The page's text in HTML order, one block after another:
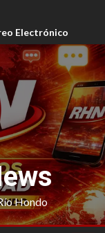
Electrónico
Hondo